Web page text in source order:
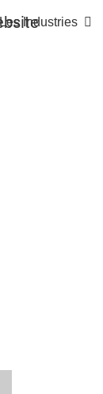
Industries